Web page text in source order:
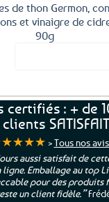
de thon Germon,
et vinaigre de
90g
certifiés : + de
clients
>Tous nos
aussi satisfait de
ligne. Emballage au top
pour des produits
un client fidèle.”